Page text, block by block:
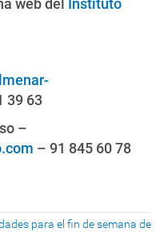
web del Instituto
39 63
–
– 91 845 60 78
para el fin de semana de